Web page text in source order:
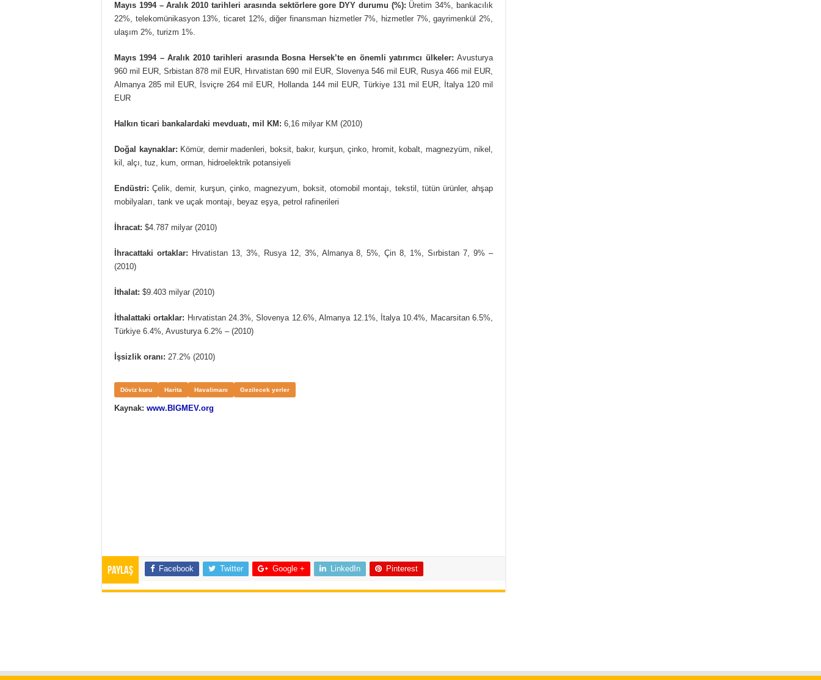
Mayıs 1994 – Aralık 2010 tarihleri arasında sektörlere gore DYY durumu (%): Üretim 34%, bankacılık
22%, telekomünikasyon 13%, ticaret 12%, diğer finansman hizmetler 7%, hizmetler 7%, gayrimenkül 2%,
ulaşım 2%, turizm 1%.
Mayıs 1994 – Aralık 2010 tarihleri arasında Bosna Hersek’te en önemli yatırımcı ülkeler: Avusturya
960 mil EUR, Srbistan 878 mil EUR, Hırvatistan 690 mil EUR, Slovenya 546 mil EUR, Rusya 466 mil EUR,
Almanya 285 mil EUR, İsviçre 264 mil EUR, Hollanda 144 mil EUR, Türkiye 131 mil EUR, İtalya 120 mil
EUR
Halkın ticari bankalardaki mevduatı, mil KM: 6,16 milyar KM (2010)
Doğal kaynaklar: Kömür, demir madenleri, boksit, bakır, kurşun, çinko, hromit, kobalt, magnezyüm, nikel,
kil, alçı, tuz, kum, orman, hidroelektrik potansiyeli
Endüstri:Çelik, demir, kurşun, çinko, magnezyum, boksit, otomobil montajı, tekstil, tütün ürünler, ahşap
mobilyaları, tank ve uçak montajı, beyaz eşya, petrol rafinerileri
İhracat: $4.787 milyar (2010)
İhracattaki ortaklar: Hrvatistan 13, 3%, Rusya 12, 3%, Almanya 8, 5%, Çin 8, 1%, Sırbistan 7, 9% –
(2010)
İthalat: $9.403 milyar (2010)
İthalattaki ortaklar: Hırvatistan 24.3%, Slovenya 12.6%, Almanya 12.1%, İtalya 10.4%, Macarsitan 6.5%,
Türkiye 6.4%, Avusturya 6.2% – (2010)
İşsizlik oranı: 27.2% (2010)
Döviz kuru Harita Havalimanı Gezilecek yerler
Kaynak: www.BIGMEV.org
Paylaş Facebook Twitter Google + LinkedIn Pinterest